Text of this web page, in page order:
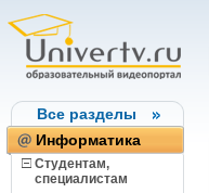
Все разделы
Информатика
Студентам,
cпециалистам